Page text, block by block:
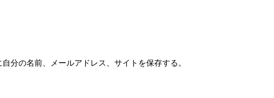
分の名前、メールアドレス、サイトを保存する。